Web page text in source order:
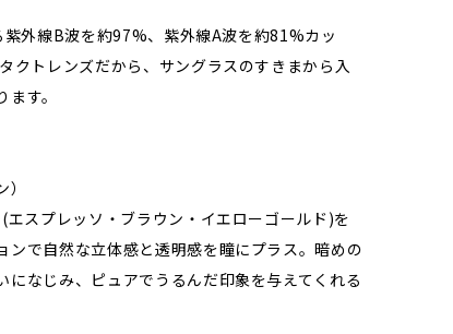
外線B波を約97%、紫外線A波を約81%カッ
クトレンズだから、サングラスのすきまから入
す。
スプレッソ・ブラウン・イエローゴールド)を
ンで自然な立体感と透明感を瞳にプラス。暗めの
になじみ、ピュアでうるんだ印象を与えてくれる